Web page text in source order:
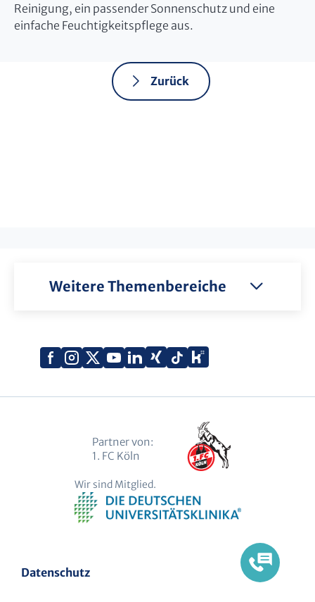
Reinigung, ein passender Sonnenschutz und eine
einfache Feuchtigkeitspflege aus.
Zurück
Weitere Themenbereiche
Facebook
Instagram
X
YouTube
LinkedIn
Xing TiktokKununu
Datenschutz
Partner von:
1. FC Köln
Wir sind Mitglied.